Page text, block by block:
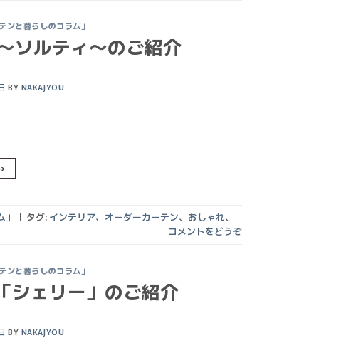
ンと暮らしのコラム」
ソルティ〜のご紹介
BY NAKAJYOU
| タグ: インテリア、 オーダーカーテン、 おしゃれ、
コメントをどうぞ
ンと暮らしのコラム」
シェリー」のご紹介
BY NAKAJYOU